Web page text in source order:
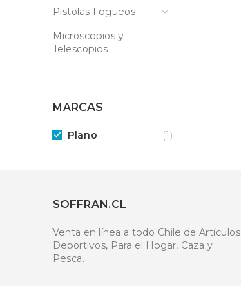
Pistolas Fogueos
Microscopios y
Telescopios
MARCAS
Plano (1)
SOFFRAN.CL
Venta en línea a todo Chile de Artículos
Deportivos, Para el Hogar, Caza y
Pesca.